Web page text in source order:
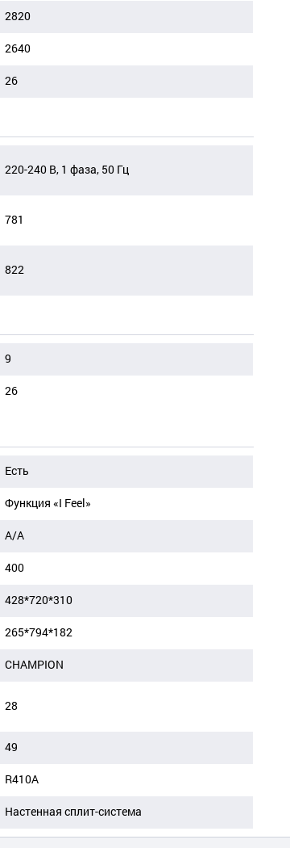
2820
2640
26
220-240 В, 1 фаза, 50 Гц
781
822
9
26
Есть
Функция «I Feel»
А/А
400
428*720*310
265*794*182
CHAMPION
28
49
R410A
Настенная сплит-система